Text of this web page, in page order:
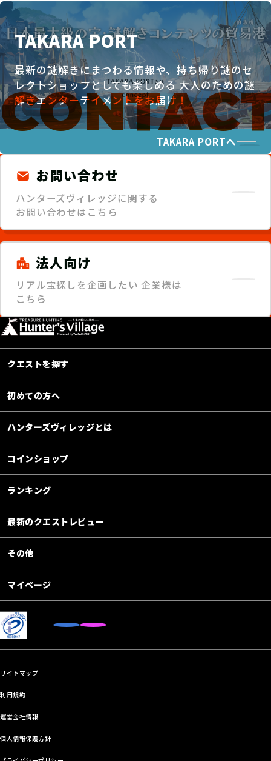
TAKARA PORT
最新の謎解きにまつわる情報や、持ち帰り謎のセ
レクトショップとしても楽しめる大人のための謎
解きエンターテイメントをお届け！
TAKARA PORTへ
お問い合わせ
ハンターズヴィレッジに関する
お問い合わせはこちら
法人向け
リアル宝探しを企画したい 企業様は
こちら
クエストを探す
初めての方へ
ハンターズヴィレッジとは
コインショップ
ランキング
最新のクエストレビュー
その他
マイページ
サイトマップ
利用規約
運営会社情報
個人情報保護方針